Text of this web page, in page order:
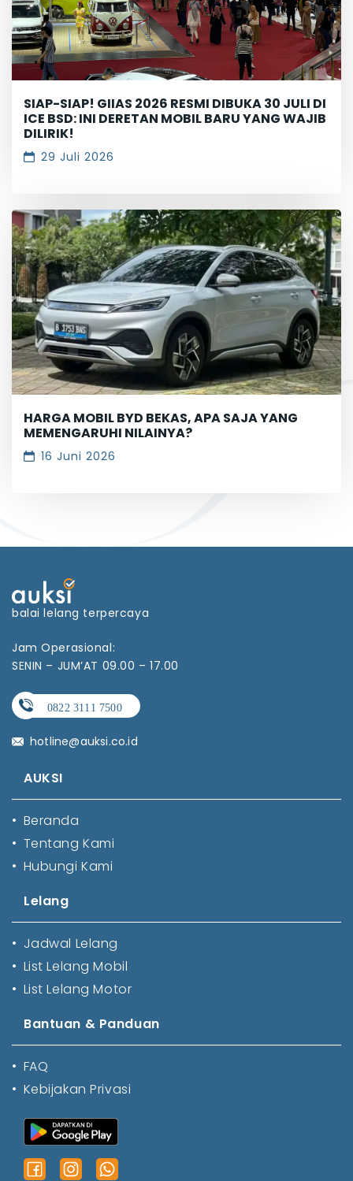
SIAP-SIAP! GIIAS 2026 RESMI DIBUKA 30 JULI DI
ICE BSD: INI DERETAN MOBIL BARU YANG WAJIB
DILIRIK!
29 Juli 2026
HARGA MOBIL BYD BEKAS, APA SAJA YANG
MEMENGARUHI NILAINYA?
16 Juni 2026
balai lelang terpercaya
Jam Operasional:
SENIN – JUM’AT 09.00 – 17.00
hotline@auksi.co.id
AUKSI
• Beranda
• Tentang Kami
• Hubungi Kami
Lelang
• Jadwal Lelang
• List Lelang Mobil
• List Lelang Motor
Bantuan & Panduan
• FAQ
• Kebijakan Privasi